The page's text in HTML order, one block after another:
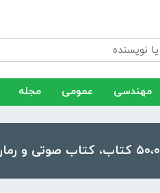
مهندسی عمومی مجله